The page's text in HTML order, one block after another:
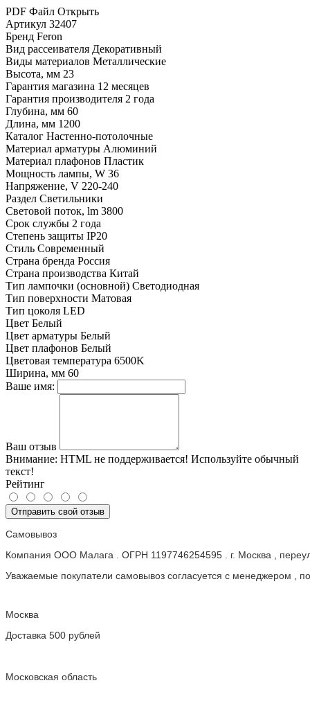
PDF Файл Открыть
Артикул 32407
Бренд Feron
Вид рассеивателя Декоративный
Виды материалов Металлические
Высота, мм 23
Гарантия магазина 12 месяцев
Гарантия производителя 2 года
Глубина, мм 60
Длина, мм 1200
Каталог Настенно-потолочные
Материал арматуры Алюминий
Материал плафонов Пластик
Мощность лампы, W 36
Напряжение, V 220-240
Раздел Светильники
Световой поток, lm 3800
Срок службы 2 года
Степень защиты IP20
Стиль Современный
Страна бренда Россия
Страна производства Китай
Тип лампочки (основной) Светодиодная
Тип поверхности Матовая
Тип цоколя LED
Цвет Белый
Цвет арматуры Белый
Цвет плафонов Белый
Цветовая температура 6500K
Ширина, мм 60
Ваше имя:
Ваш отзыв
Внимание: HTML не поддерживается! Используйте обычный
текст!
Рейтинг
Отправить свой отзыв
Самовывоз
Компания ООО Малага . ОГРН 1197746254595 . г. Москва ,
Уважаемые покупатели самовывоз согласуется с менеджером ,
Москва
Доставка 500 рублей
Московская область